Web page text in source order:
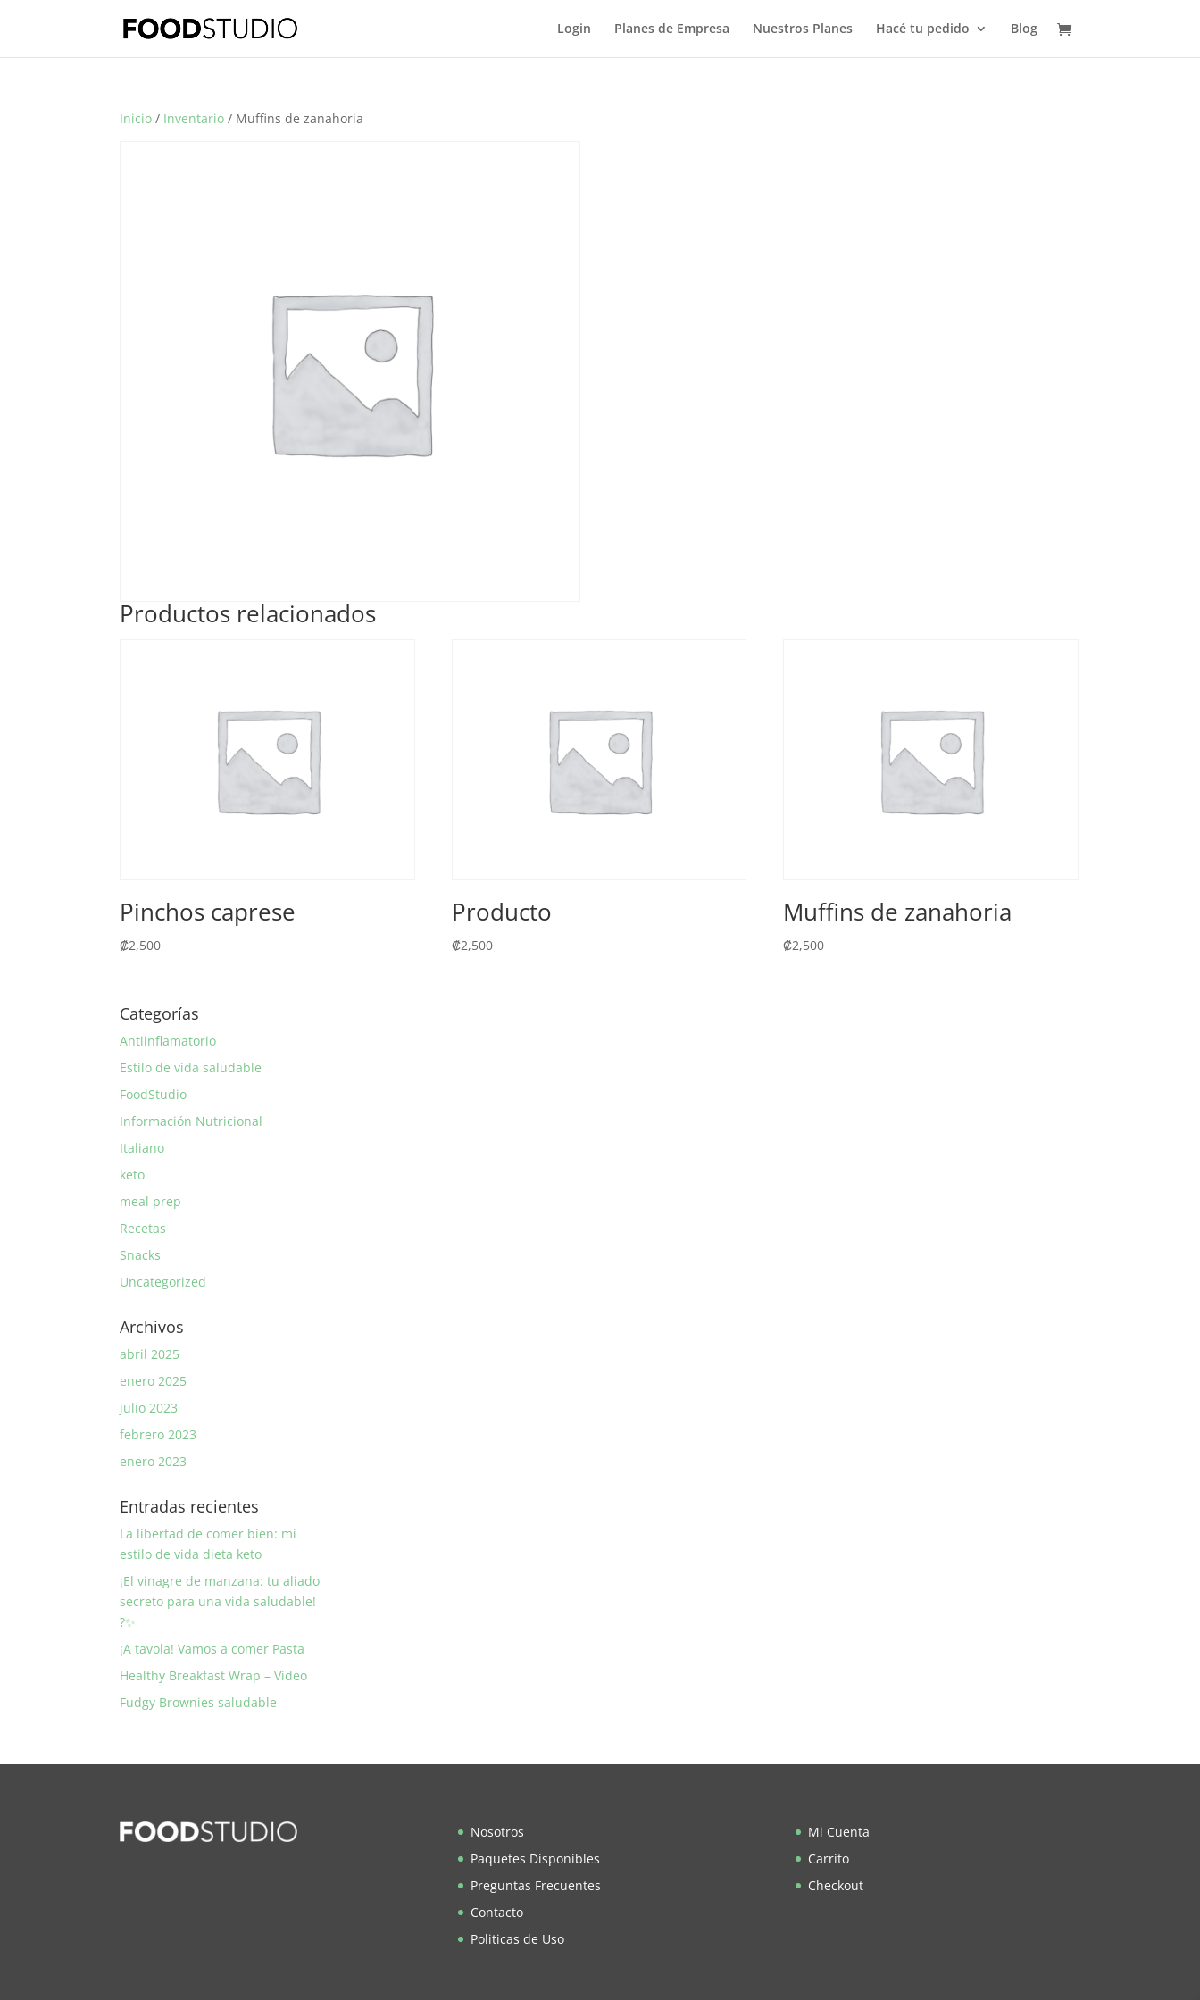
Login Planes de Empresa Nuestros Planes Hacé tu pedido Blog
Inicio / Inventario / Muffins de zanahoria
Productos relacionados
Pinchos caprese
₡2,500
Producto
₡2,500
Muffins de zanahoria
₡2,500
Categorías
Antiinflamatorio
Estilo de vida saludable
FoodStudio
Información Nutricional
Italiano
keto
meal prep
Recetas
Snacks
Uncategorized
Archivos
abril 2025
enero 2025
julio 2023
febrero 2023
enero 2023
Entradas recientes
La libertad de comer bien: mi
estilo de vida dieta keto
¡El vinagre de manzana: tu aliado
secreto para una vida saludable!
?✨
¡A tavola! Vamos a comer Pasta
Healthy Breakfast Wrap – Video
Fudgy Brownies saludable
Nosotros
Paquetes Disponibles
Preguntas Frecuentes
Contacto
Politicas de Uso
Mi Cuenta
Carrito
Checkout